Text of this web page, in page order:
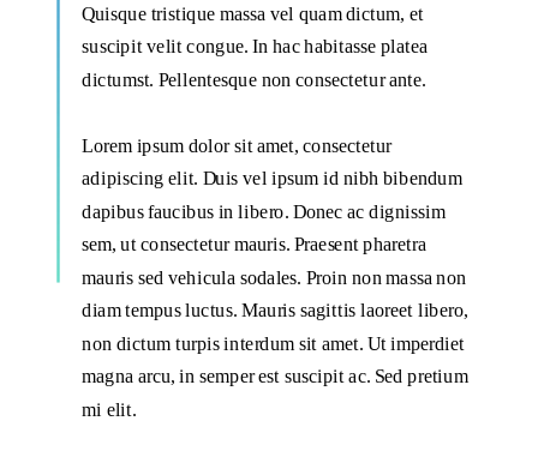
Quisque tristique massa vel quam dictum, et
suscipit velit congue. In hac habitasse platea
dictumst. Pellentesque non consectetur ante.
Lorem ipsum dolor sit amet, consectetur
adipiscing elit. Duis vel ipsum id nibh bibendum
dapibus faucibus in libero. Donec ac dignissim
sem, ut consectetur mauris. Praesent pharetra
mauris sed vehicula sodales. Proin non massa non
diam tempus luctus. Mauris sagittis laoreet libero,
non dictum turpis interdum sit amet. Ut imperdiet
magna arcu, in semper est suscipit ac. Sed pretium
mi elit.